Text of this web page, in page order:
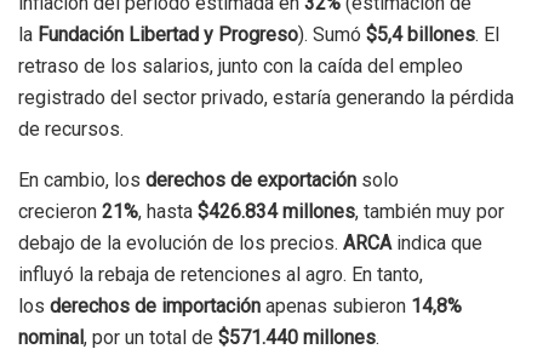
la Fundación Libertad y Progreso). Sumó $5,4 billones. El
retraso de los salarios, junto con la caída del empleo
registrado del sector privado, estaría generando la pérdida
de recursos.
En cambio, los derechos de exportación solo
crecieron 21%, hasta $426.834 millones, también muy por
debajo de la evolución de los precios. ARCAindica que
influyó la rebaja de retenciones al agro. En tanto,
los derechos de importación apenas subieron 14,8%
nominal , por un total de $571.440 millones.